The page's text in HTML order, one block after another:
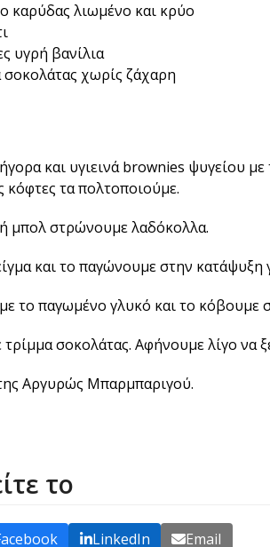
καρύδας λιωμένο και κρύο
υγρή βανίλια
χωρίς ζάχαρη
και υγιεινά brownies ψυγείου
κόφτες τα πολτοποιούμε.
μπολ στρώνουμε λαδόκολλα.
και το παγώνουμε στην κατάψυξη
το παγωμένο γλυκό και το κόβουμε
σοκολάτας. Αφήνουμε λίγο να
Αργυρώς Μπαρμπαριγού.
το
LinkedIn Email